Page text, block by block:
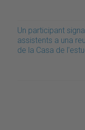
Un participant
assistents a una
de la Casa de